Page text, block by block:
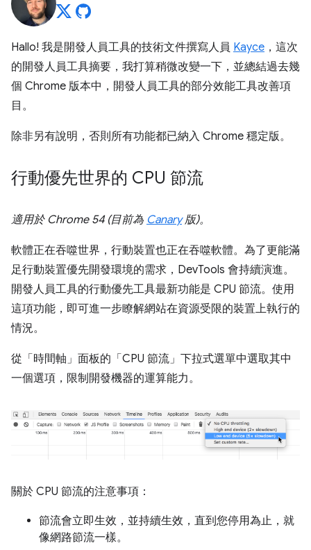
Hallo! 我是開發人員工具的技術文件撰寫人員 Kayce ，這次
的開發人員工具摘要，我打算稍微改變一下，並總結過去幾
個 Chrome 版本中，開發人員工具的部分效能工具改善項
目。
除非另有說明，否則所有功能都已納入 Chrome 穩定版。
行動優先世界的 CPU 節流
適用於 Chrome 54 (目前為 Canary版)。
軟體正在吞噬世界，行動裝置也正在吞噬軟體。為了更能滿
足行動裝置優先開發環境的需求，DevTools 會持續演進。
開發人員工具的行動優先工具最新功能是 CPU 節流。使用
這項功能，即可進一步瞭解網站在資源受限的裝置上執行的
情況。
從「時間軸」面板的「CPU 節流」 下拉式選單中選取其中
一個選項，限制開發機器的運算能力。
關於 CPU 節流的注意事項：
節流會立即生效，並持續生效，直到您停用為止，就
像網路節流一樣。